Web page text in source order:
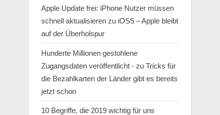
Apple Update frei: iPhone Nutzer müssen
schnell aktualisieren zu iOS5 – Apple bleibt
auf der Überholspur
Hunderte Millionen gestohlene
Zugangsdaten veröffentlicht - zu Tricks für
die Bezahlkarten der Länder gibt es bereits
jetzt schon
10 Begriffe, die 2019 wichtig für uns